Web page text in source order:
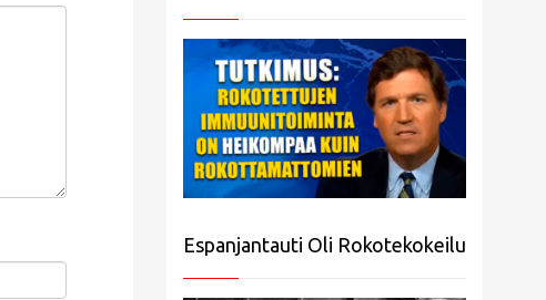
Espanjantauti Oli Rokotekokeilu